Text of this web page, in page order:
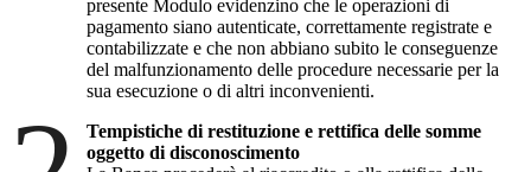
presente Modulo evidenzino che le operazioni di
pagamento siano autenticate, correttamente registrate e
contabilizzate e che non abbiano subito le conseguenze
del malfunzionamento delle procedure necessarie per la
sua esecuzione o di altri inconvenienti.
Tempistiche di restituzione e rettifica delle somme
oggetto di disconoscimento